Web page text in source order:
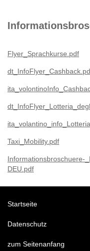
Flyer_Sprachkurse.pdf
Taxi_Mobility.pdf
Informationsbroschuere-
DEU.pdf
Startseite
Datenschutz
zum Seitenanfang